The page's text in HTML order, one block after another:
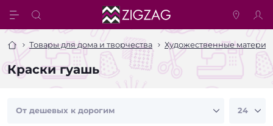
Товары для дома и творчества Художественные
Краски гуашь